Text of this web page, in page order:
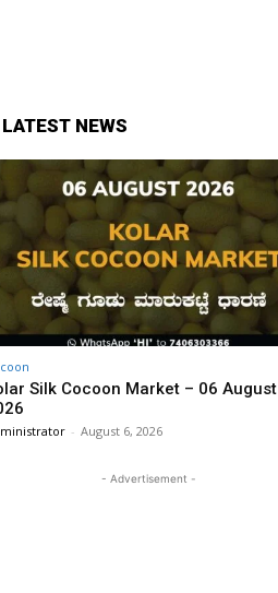
LATEST NEWS
Silk Cocoon Market – 06 August
- August 6, 2026
- Advertisement -